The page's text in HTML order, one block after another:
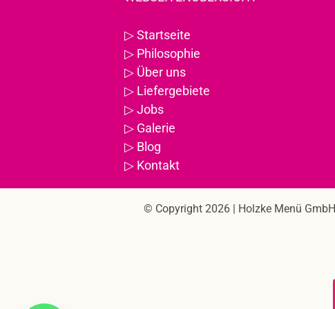
▷Startseite
▷ Philosophie
▷ Über uns
▷ Liefergebiete
▷Jobs
▷ Galerie
▷ Blog
▷ Kontakt
© Copyright 2026 | Holzke Menü GmbH